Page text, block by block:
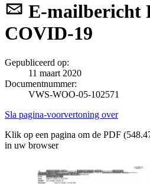
E-mailbericht
COVID-19
Gepubliceerd op:
11 maart 2020
Documentnummer:
VWS-WOO-05-102571
Sla pagina-voorvertoning over
Klik op een pagina om de PDF
in uw browser